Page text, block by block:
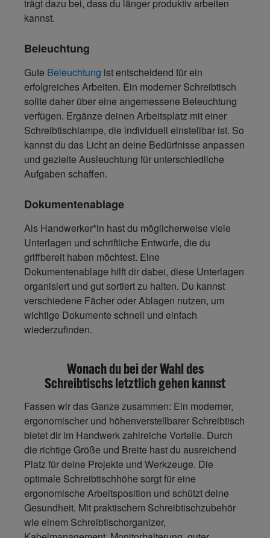
trägt dazu bei, dass du länger produktiv arbeiten
kannst.
Beleuchtung
Gute Beleuchtung ist entscheidend für ein
erfolgreiches Arbeiten. Ein moderner Schreibtisch
sollte daher über eine angemessene Beleuchtung
verfügen. Ergänze deinen Arbeitsplatz mit einer
Schreibtischlampe, die individuell einstellbar ist. So
kannst du das Licht an deine Bedürfnisse anpassen
und gezielte Ausleuchtung für unterschiedliche
Aufgaben schaffen.
Dokumentenablage
Als Handwerker*in hast du möglicherweise viele
Unterlagen und schriftliche Entwürfe, die du
griffbereit haben möchtest. Eine
Dokumentenablage hilft dir dabei, diese Unterlagen
organisiert und gut sortiert zu halten. Du kannst
verschiedene Fächer oder Ablagen nutzen, um
wichtige Dokumente schnell und einfach
wiederzufinden.
Wonach du bei der Wahl des
Schreibtischs letztlich gehen kannst
Fassen wir das Ganze zusammen: Ein moderner,
ergonomischer und höhenverstellbarer Schreibtisch
bietet dir im Handwerk zahlreiche Vorteile. Durch
die richtige Größe und Breite hast du ausreichend
Platz für deine Projekte und Werkzeuge. Die
optimale Schreibtischhöhe sorgt für eine
ergonomische Arbeitsposition und schützt deine
Gesundheit. Mit praktischem Schreibtischzubehör
wie einem Schreibtischorganizer,